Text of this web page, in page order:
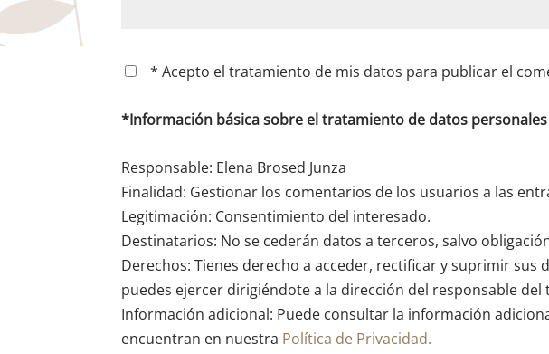
* Acepto el tratamiento de mis datos para publicar el
*Información básica sobre el tratamiento de datos personales
Responsable: Elena Brosed Junza
Finalidad: Gestionar los comentarios de los usuarios a las
Legitimación: Consentimiento del interesado.
Destinatarios: No se cederán datos a terceros, salvo
Derechos: Tienes derecho a acceder, rectificar y suprimir
puedes ejercer dirigiéndote a la dirección del responsable
Información adicional: Puede consultar la información
encuentran en nuestra Política de Privacidad.